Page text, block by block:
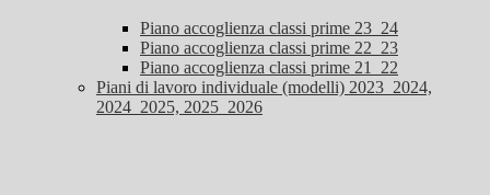
Piano accoglienza classi prime 23_24
Piano accoglienza classi prime 22_23
Piano accoglienza classi prime 21_22
Piani di lavoro individuale (modelli) 2023_2024,
2024_2025, 2025_2026